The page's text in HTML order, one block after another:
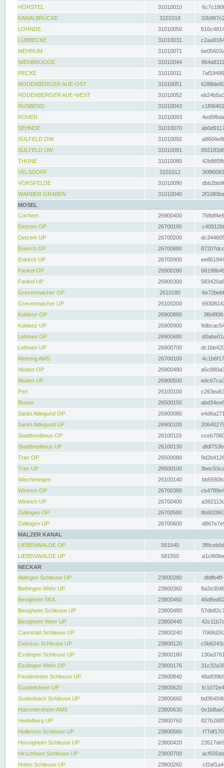
HÖRSTEL
31010010
KANALBRÜCKE
3101018
LOHNDE
31010050
LÜBBECKE
31010031
MEHRUM
31010071
NIENBRÜGGE
31010044
RECKE
31010011
RODENBERGER AUE-OST
31010051
RODENBERGER AUE-WEST
31010052
RUSBEND
31010043
RÜHEN
31010093
SEHNDE
31010070
SÜLFELD OW
31010092
SÜLFELD UW
31010091
THUNE
31010080
VELSDORF
3101012
VORSFELDE
31010090
WARBER GRABEN
31010040
MOSEL
Cochem
26900400
Detzem OP
26700180
Detzem UP
26700200
Enkirch OP
26700880
Enkirch UP
26700900
Fankel OP
26900280
Fankel UP
26900300
Grevenmacher OP
2610180
Grevenmacher UP
26100200
Koblenz OP
26900880
Koblenz UP
26900900
Lehmen OP
26900680
Lehmen UP
26900700
Mehring AMS
26700100
Müden OP
26900480
Müden UP
26900500
Perl
26100100
Ruwer
26500150
Sankt Aldegund OP
26900080
Sankt Aldegund UP
26900100
Stadtbredimus OP
26100110
Stadtbredimus UP
26100130
Trier OP
26500080
Trier UP
26500100
Wincheringen
26100140
Wintrich OP
26700380
Wintrich UP
26700400
Zeltingen OP
26700580
Zeltingen UP
26700600
MALZER KANAL
LIEBENWALDE OP
581540
LIEBENWALDE UP
581550
NECKAR
Aldingen Schleuse UP
23800280
Beihingen Wehr UP
23800360
Besigheim SKA
23800460
Besigheim Schleuse UP
23800480
Besigheim Wehr UP
23800440
Cannstatt Schleuse UP
23800240
Deizisau Schleuse UP
23800120
Esslingen Schleuse UP
23800180
Esslingen Wehr OP
23800176
Feudenheim Schleuse UP
23800840
Gundelsheim UP
23800620
Guttenbach Schleuse UP
23800660
Hassmersheim AMS
23800630
Heidelberg UP
23800760
Heilbronn Schleuse UP
23800560
Hessigheim Schleuse UP
23800420
Hirschhorn Schleuse UP
23800700
Hofen Schleuse UP
23800260